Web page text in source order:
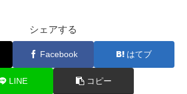
シェアする
Facebook はてブ
LINE コピー